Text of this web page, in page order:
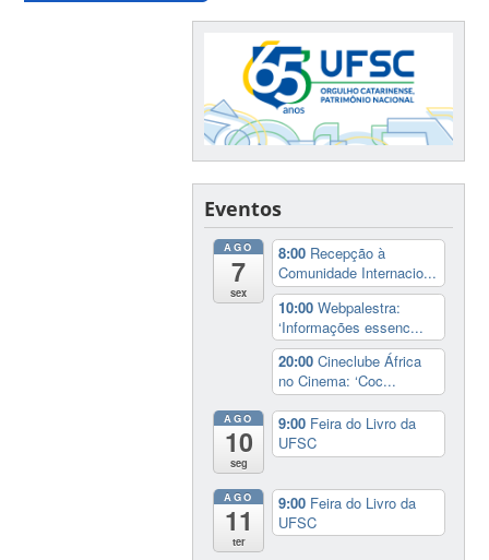
Eventos
AGO
7
sex
8:00 Recepção à
Comunidade Internacio...
10:00Webpalestra:
‘Informações essenc...
20:00Cineclube África
no Cinema: ‘Coc...
AGO
10
seg
9:00 Feira do Livro da
UFSC
AGO
11
ter
9:00 Feira do Livro da
UFSC